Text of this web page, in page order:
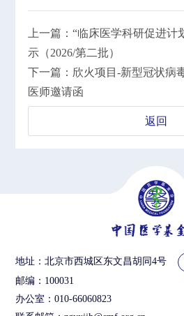
上一篇：“临床医学科研促进计
示（2026/第二批）
下一篇：欣火项目-新型冠状病
医师邀请函
返回
地址：北京市西城区东文昌胡同4号
邮编：100031
办公室：010-66060823